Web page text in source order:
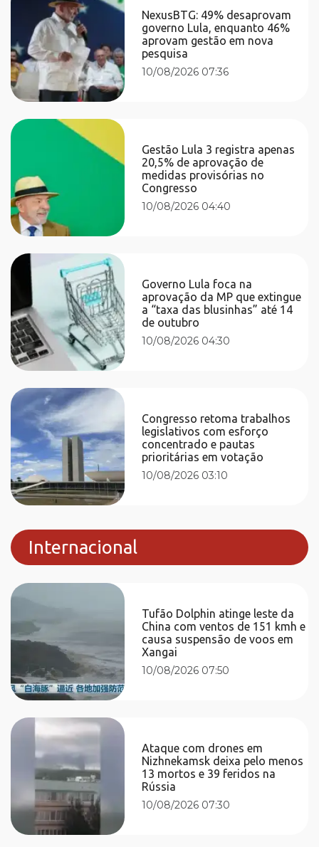
NexusBTG: 49% desaprovam
governo Lula, enquanto 46%
aprovam gestão em nova
pesquisa
10/08/2026 07:36
Gestão Lula 3 registra apenas
20,5% de aprovação de
medidas provisórias no
Congresso
10/08/2026 04:40
Governo Lula foca na
aprovação da MP que extingue
a “taxa das blusinhas” até 14
de outubro
10/08/2026 04:30
Congresso retoma trabalhos
legislativos com esforço
concentrado e pautas
prioritárias em votação
10/08/2026 03:10
Internacional
Tufão Dolphin atinge leste da
China com ventos de 151 kmh e
causa suspensão de voos em
Xangai
10/08/2026 07:50
Ataque com drones em
Nizhnekamsk deixa pelo menos
13 mortos e 39 feridos na
Rússia
10/08/2026 07:30